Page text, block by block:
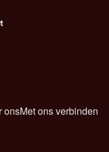
onsMet ons verbinden